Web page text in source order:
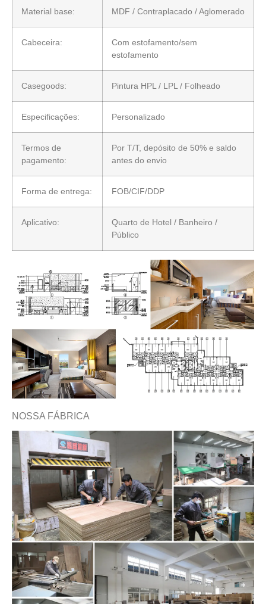
Material base: MDF / Contraplacado / Aglomerado
Cabeceira:
Com estofamento/sem
estofamento
Casegoods: Pintura HPL / LPL / Folheado
Especificações: Personalizado
Termos de
pagamento:
Por T/T, depósito de 50% e saldo
antes do envio
Forma de entrega: FOB/CIF/DDP
Aplicativo:
Quarto de Hotel / Banheiro /
Público
NOSSA FÁBRICA